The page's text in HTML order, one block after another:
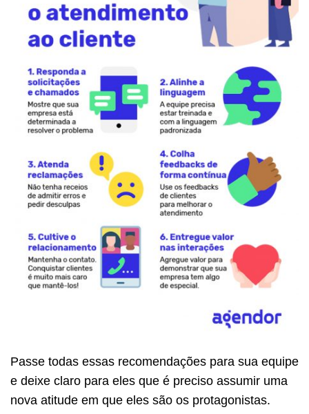
Passe todas essas recomendações para sua equipe
e deixe claro para eles que é preciso assumir uma
nova atitude em que eles são os protagonistas.